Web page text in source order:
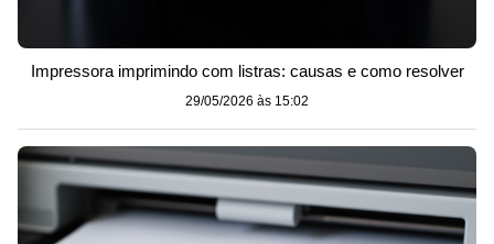
Impressora imprimindo com listras: causas e como resolver
29/05/2026 às 15:02